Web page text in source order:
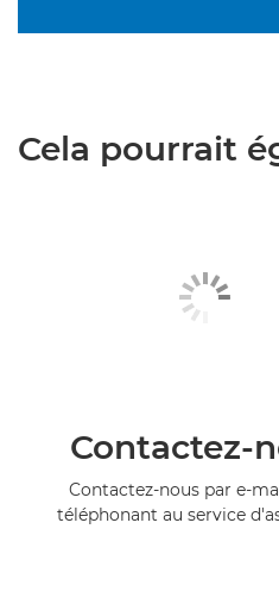
Cela pourrait
Contactez-
Contactez-nous par e-
téléphonant au service